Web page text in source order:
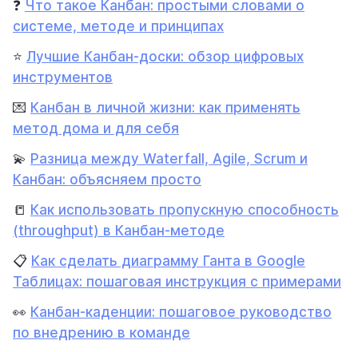
❓ Что такое Канбан: простыми словами о
системе, методе и принципах
⭐ Лучшие Канбан-доски: обзор цифровых
инструментов
💌 Канбан в личной жизни: как применять
метод дома и для себя
💫 Разница между Waterfall, Agile, Scrum и
Канбан: объясняем просто
📒 Как использовать пропускную способность
(throughput) в Канбан-методе
📋 Как сделать диаграмму Ганта в Google
Таблицах: пошаговая инструкция с примерами
👀 Канбан-каденции: пошаговое руководство
по внедрению в команде